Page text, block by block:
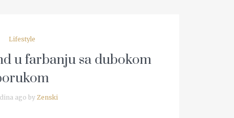
Lifestyle
u farbanju sa dubokom
ago byZenski